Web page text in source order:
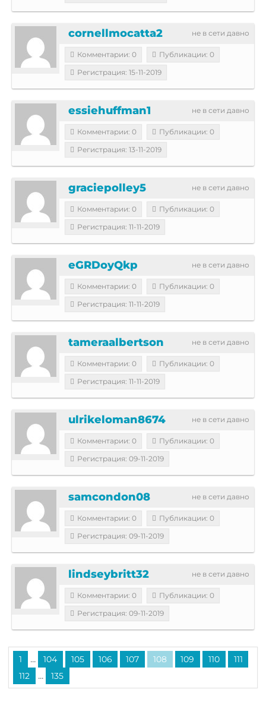
не в сети давно
cornellmocatta2
Комментарии: 0
Публикации: 0
Регистрация: 15-11-2019
не в сети давно
essiehuffman1
Комментарии: 0
Публикации: 0
Регистрация: 13-11-2019
не в сети давно
graciepolley5
Комментарии: 0
Публикации: 0
Регистрация: 11-11-2019
не в сети давно
eGRDoyQkp
Комментарии: 0
Публикации: 0
Регистрация: 11-11-2019
не в сети давно
tameraalbertson
Комментарии: 0
Публикации: 0
Регистрация: 11-11-2019
не в сети давно
ulrikeloman8674
Комментарии: 0
Публикации: 0
Регистрация: 09-11-2019
не в сети давно
samcondon08
Комментарии: 0
Публикации: 0
Регистрация: 09-11-2019
не в сети давно
lindseybritt32
Комментарии: 0
Публикации: 0
Регистрация: 09-11-2019
1 ... 104 105 106 107 108 109 110
111
112
... 135